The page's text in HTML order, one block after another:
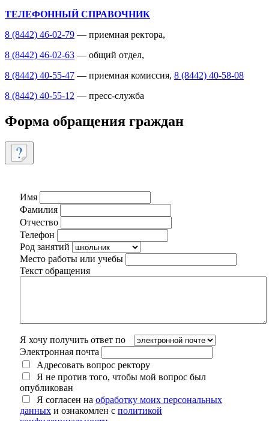
ТЕЛЕФОННЫЙ СПРАВОЧНИК
8 (8442) 46-02-79 — приемная ректора,
8 (8442) 46-02-63 — общий отдел,
8 (8442) 40-55-47 — приемная комиссия, 8 (8442) 40-58-08
8 (8442) 40-55-12 — пресс-служба
Форма обращения граждан
Имя
Фамилия
Отчество
Телефон
Род занятий
Место работы или учебы
Текст обращения
Я хочу получить ответ по
Электронная почта
Адресовать вопрос ректору
Я не против того, чтобы мой вопрос был
опубликован
Я согласен на обработку моих персональных
данных и ознакомлен с политикой